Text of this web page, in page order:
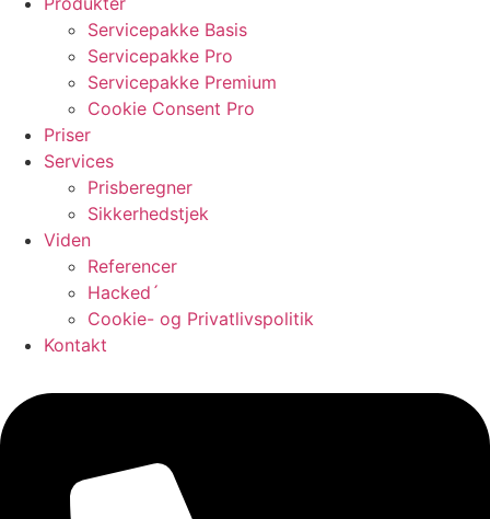
Servicepakke Basis
Servicepakke Pro
Servicepakke Premium
Cookie Consent Pro
Priser
Services
Prisberegner
Sikkerhedstjek
Viden
Referencer
Hacked´
Cookie- og Privatlivspolitik
Kontakt